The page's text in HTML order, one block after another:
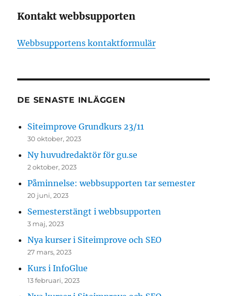
Kontakt webbsupporten
Webbsupportens kontaktformulär
DE SENASTE INLÄGGEN
Siteimprove Grundkurs 23/11
30 oktober, 2023
Ny huvudredaktör för gu.se
2 oktober, 2023
Påminnelse: webbsupporten tar semester
20 juni, 2023
Semesterstängt i webbsupporten
3 maj, 2023
Nya kurser i Siteimprove och SEO
27 mars, 2023
Kurs i InfoGlue
13 februari, 2023